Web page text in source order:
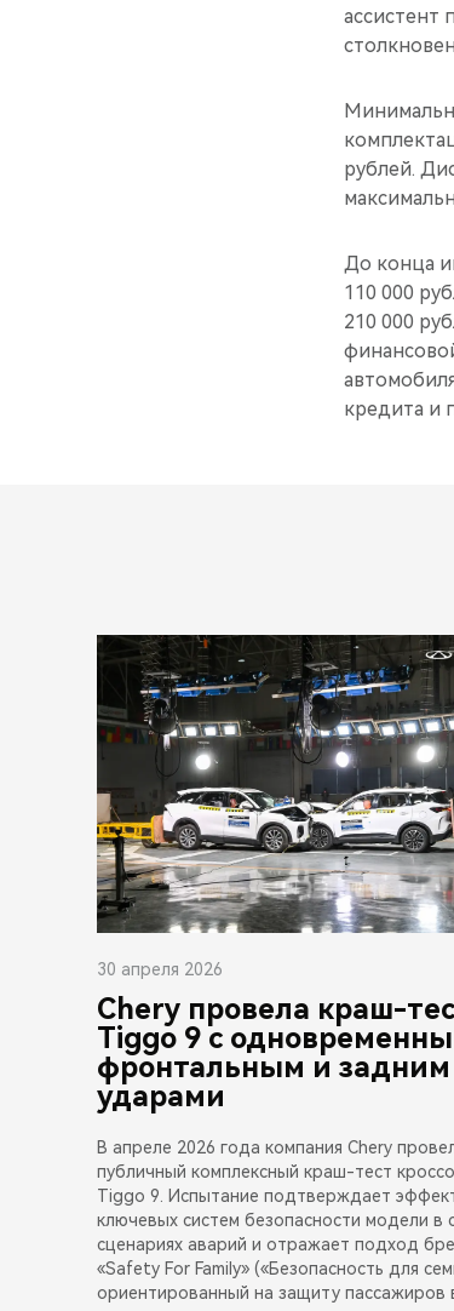
ассистент
рублей.
До конца
110 000
210 000
кредита и
30 апреля 2026
Chery провела краш-
Tiggo 9 с
фронтальным и задним
ударами
В апреле 2026 года компания Chery
публичный комплексный краш-тест
Tiggo 9. Испытание подтверждает
ключевых систем безопасности модели в
сценариях аварий и отражает подход
«Safety For Family» («Безопасность для
ориентированный на защиту пассажиров